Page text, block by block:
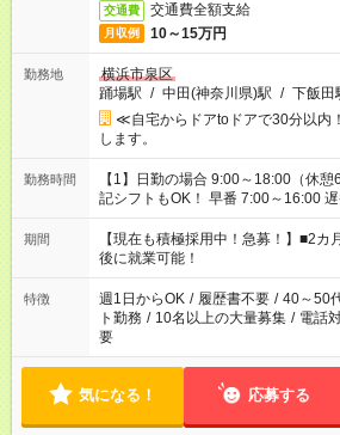
交通費 交通費全額支給
月収例 10～15万円
勤務地
横浜市泉区
踊場駅 / 中田(神奈川県)駅 / 下飯田
≪自宅からドアtoドアで30分以内
します。
勤務時間
【1】日勤の場合 9:00～18:00（休憩60分） ※ご希望が
記シフトもOK！ 早番 7:00～16:00 遅番
勤の場合 16:30～翌9:30 16:30～翌10:30など ※W
方へ 今ご覧のお仕事で希望する勤
勤務時間。 合計で週40時間を超える
期間
【現在も積極採用中！急募！】■2
後に就業可能！
特徴 週1日からOK / 履歴書不要 / 40～50
ト勤務 / 10名以上の大量募集 / 電話
要
気になる！ 応募する